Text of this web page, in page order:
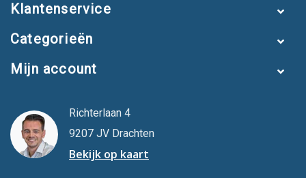
Klantenservice
Categorieën
Mijn account
Richterlaan 4
9207 JV Drachten
Bekijk op kaart